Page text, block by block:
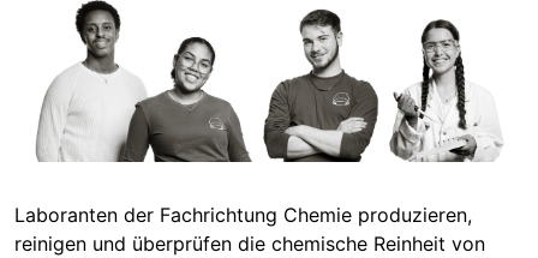
Laboranten der Fachrichtung Chemie produzieren,
reinigen und überprüfen die chemische Reinheit von